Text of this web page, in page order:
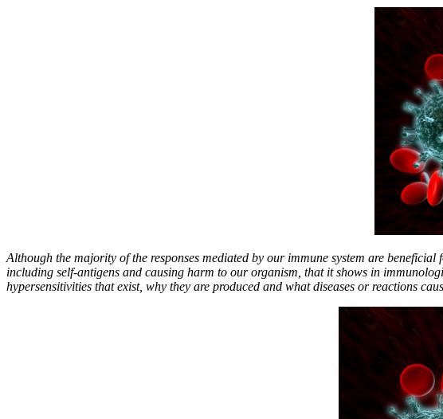
Although the majority of the responses mediated by our immune system are
including self-antigens and causing harm to our organism, that it shows in
hypersensitivities that exist, why they are produced and what diseases or reactions